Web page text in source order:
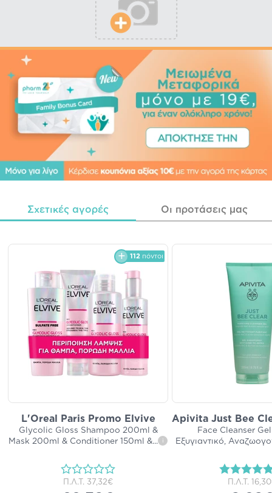
Σχετικές αγορές Οι προτάσεις μας
112 πόντοι
L'Oreal Paris Promo Elvive
Glycolic Gloss Shampoo 200ml &
Mask 200ml & Conditioner 150ml &... i
Π.Λ.Τ. 37,32€
Apivita Just Bee
Face Cleanser
Εξυγιαντικό,
Π.Λ.Τ.